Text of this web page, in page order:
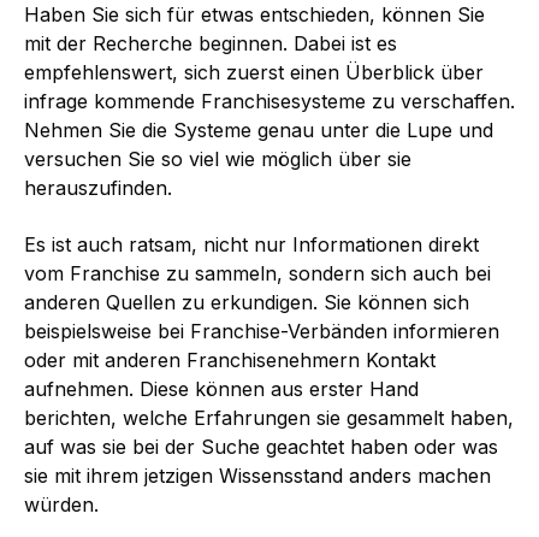
Haben Sie sich für etwas entschieden, können Sie
mit der Recherche beginnen. Dabei ist es
empfehlenswert, sich zuerst einen Überblick über
infrage kommende Franchisesysteme zu verschaffen.
Nehmen Sie die Systeme genau unter die Lupe und
versuchen Sie so viel wie möglich über sie
herauszufinden.
Es ist auch ratsam, nicht nur Informationen direkt
vom Franchise zu sammeln, sondern sich auch bei
anderen Quellen zu erkundigen. Sie können sich
beispielsweise bei Franchise-Verbänden informieren
oder mit anderen Franchisenehmern Kontakt
aufnehmen. Diese können aus erster Hand
berichten, welche Erfahrungen sie gesammelt haben,
auf was sie bei der Suche geachtet haben oder was
sie mit ihrem jetzigen Wissensstand anders machen
würden.